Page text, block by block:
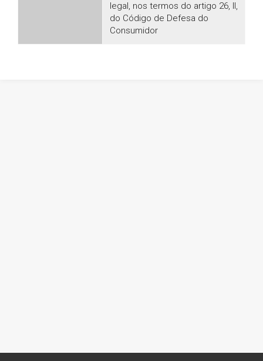
legal, nos termos do artigo 26, II,
do Código de Defesa do
Consumidor